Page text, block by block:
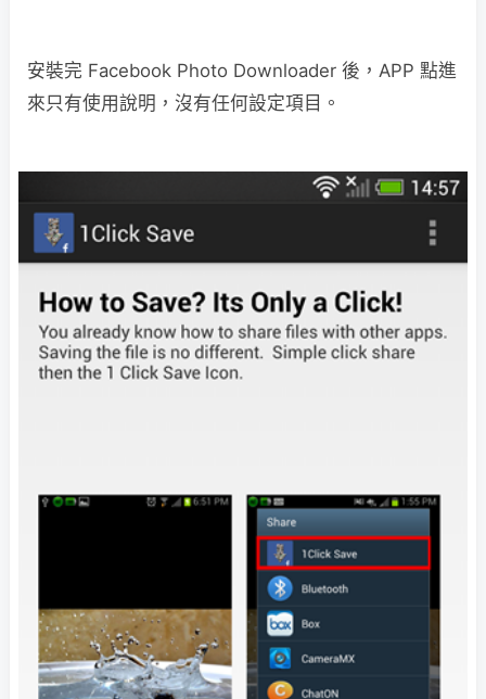
安裝完 Facebook Photo Downloader 後，APP 點進
來只有使用說明，沒有任何設定項目。